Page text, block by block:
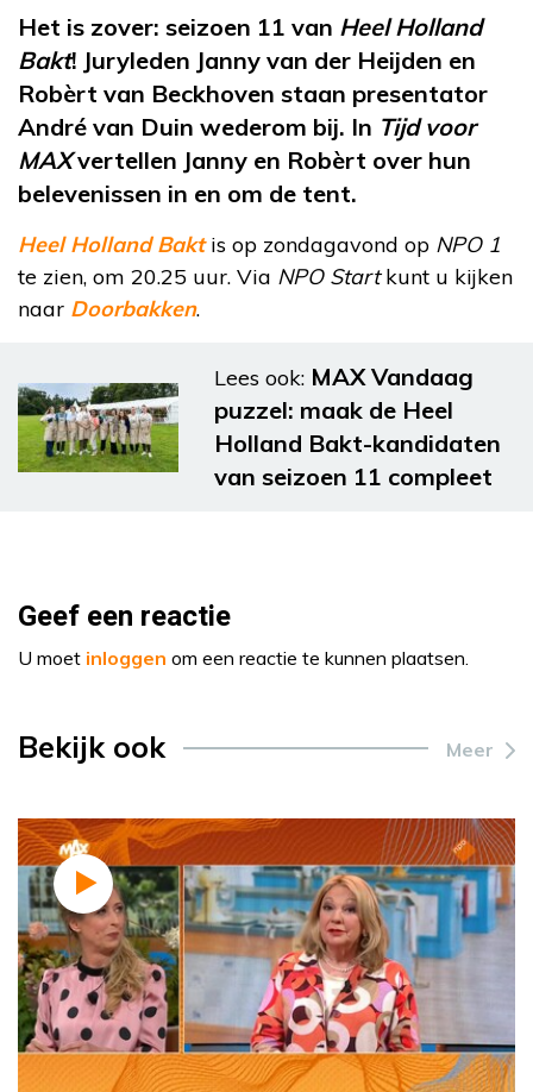
Het is zover: seizoen 11 van Heel Holland
Bakt! Juryleden Janny van der Heijden en
Robèrt van Beckhoven staan presentator
André van Duin wederom bij. In Tijd voor
MAXvertellen Janny en Robèrt over hun
belevenissen in en om de tent.
Heel Holland Baktis op zondagavond op NPO 1
te zien, om 20.25 uur. Via NPO Startkunt u kijken
naar Doorbakken.
Lees ook: MAX Vandaag
puzzel: maak de Heel
Holland Bakt-kandidaten
van seizoen 11 compleet
Geef een reactie
U moet inloggen om een reactie te kunnen plaatsen.
Bekijk ook Meer